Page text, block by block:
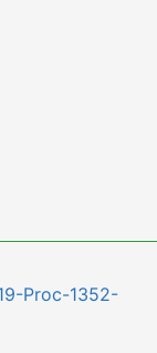
Proc-1352-